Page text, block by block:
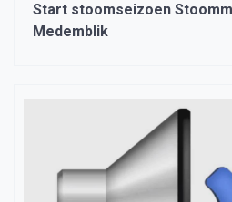
Start stoomseizoen
Medemblik